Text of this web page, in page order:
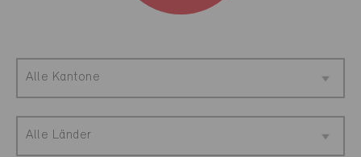
Alle Kantone
Alle Länder